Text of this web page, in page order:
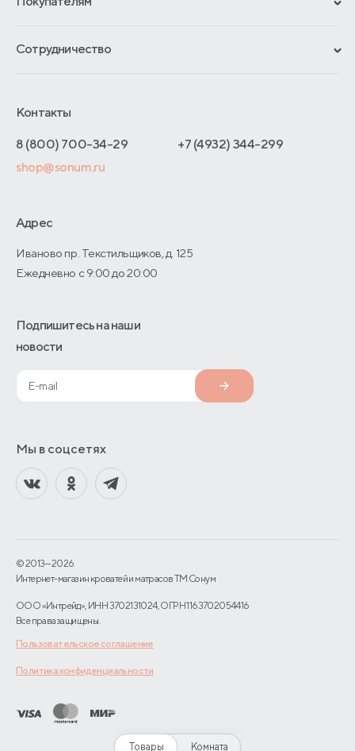
Товары Комната
Гарантии
Отзывы покупателей
Обмен и возврат
Адреса магазинов
Договор-оферты
Сотрудничество
Отельерам
Оптовые продажи
О производстве
Контакты
8 (800) 700-34-29
+7 (4932) 344-299
shop@sonum.ru
Адрес
Иваново пр. Текстильщиков, д. 125
Ежедневно с 9:00 до 20:00
Подпишитесь на наши
новости
Мы в соцсетях
© 2013—2026
Интернет-магазин кроватей и матрасов TM Сонум
ООО «Интрейд», ИНН 3702131024, ОГРН 1163702054416
Все права защищены.
Пользовательское соглашение
Политика конфиденциальности